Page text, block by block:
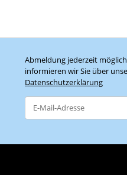
Abmeldung jederzeit
informieren wir Sie über
Datenschutzerklärung